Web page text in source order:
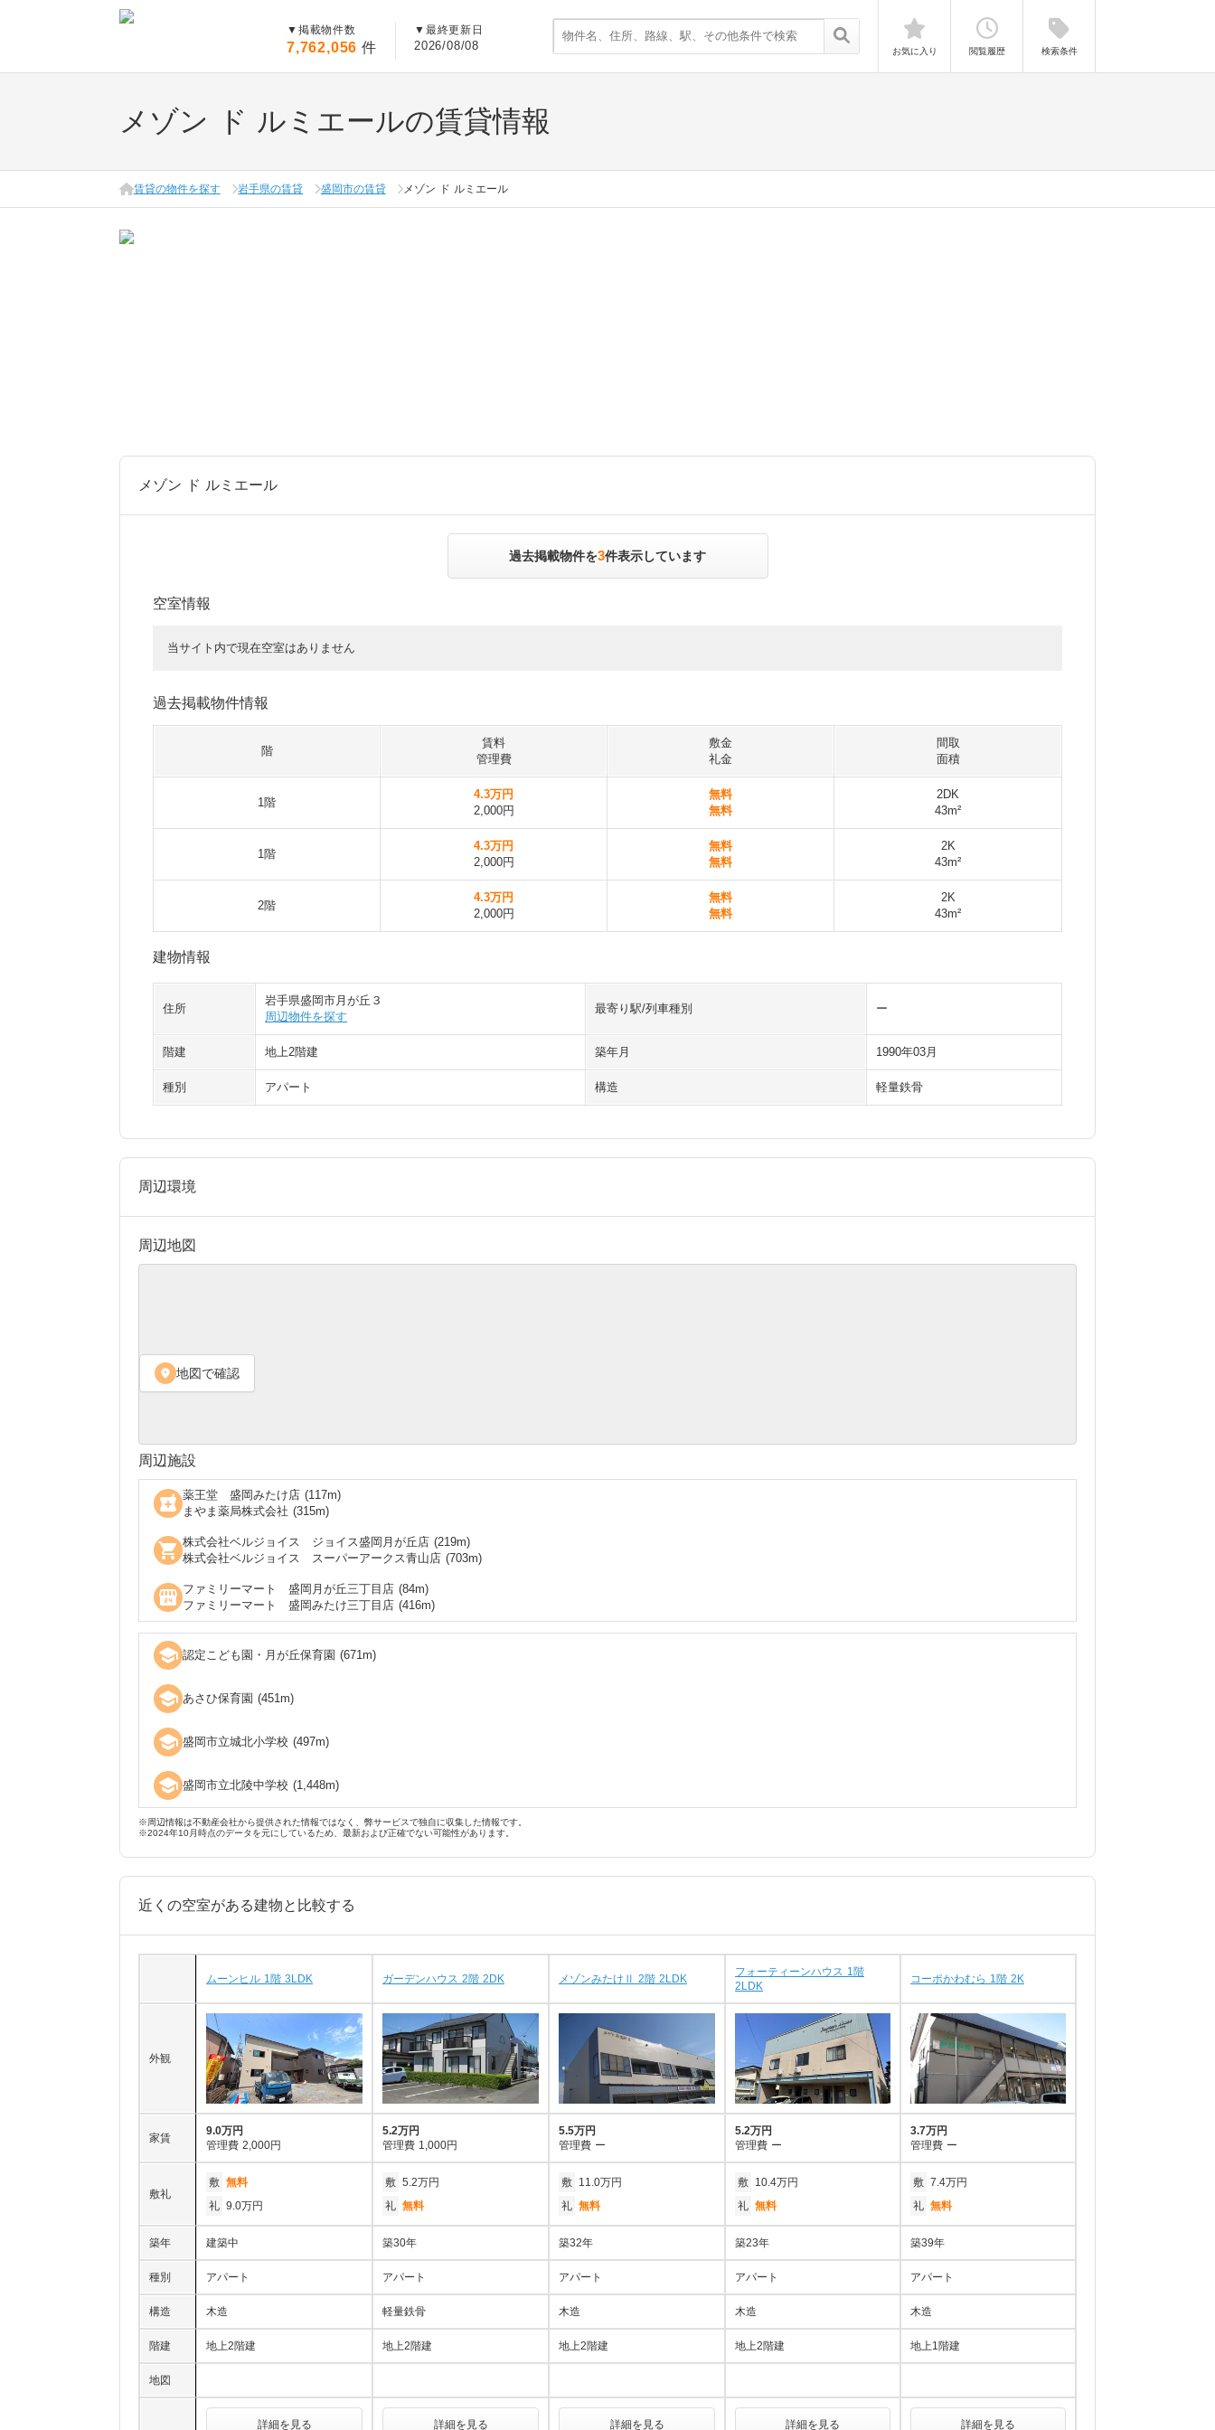
▼ 掲載物件数
7,762,056 件
▼ 最終更新日
2026/08/08 お気に入り 閲覧履歴 検索条件
メゾン ド ルミエールの賃貸情報
賃貸の物件を探す 岩手県の賃貸 盛岡市の賃貸 メゾン ド ルミエール
メゾン ド ルミエール
過去掲載物件を3件表示しています
空室情報
当サイト内で現在空室はありません
過去掲載物件情報
階
賃料
管理費
敷金
礼金
間取
面積
1階
4.3万円
2,000円
無料
無料
2DK
43m²
1階
4.3万円
2,000円
無料
無料
2K
43m²
2階
4.3万円
2,000円
無料
無料
2K
43m²
建物情報
住所
岩手県盛岡市月が丘３
周辺物件を探す
最寄り駅/列車種別 ー
階建 地上2階建 築年月 1990年03月
種別 アパート 構造 軽量鉄骨
周辺環境
周辺地図
location_on 地図で確認
周辺施設
local_pharmacy 薬王堂 盛岡みたけ店 (117m)
まやま薬局株式会社 (315m)
shopping_cart 株式会社ベルジョイス ジョイス盛岡月が丘店 (219m)
株式会社ベルジョイス スーパーアークス青山店 (703m)
local_convenience_store ファミリーマート 盛岡月が丘三丁目店 (84m)
ファミリーマート 盛岡みたけ三丁目店 (416m)
school 認定こども園・月が丘保育園 (671m)
school あさひ保育園 (451m)
school 盛岡市立城北小学校 (497m)
school 盛岡市立北陵中学校 (1,448m)
※周辺情報は不動産会社から提供された情報ではなく、弊サービスで独自に収集した情報です。
※2024年10月時点のデータを元にしているため、最新および正確でない可能性があります。
近くの空室がある建物と比較する
ムーンヒル 1階 3LDK ガーデンハウス 2階 2DK メゾンみたけⅡ 2階 2LDK
フォーティーンハウス 1階
2LDK
コーポかわむら 1階 2K
外観
家賃
9.0万円
管理費 2,000円
5.2万円
管理費 1,000円
5.5万円
管理費 ー
5.2万円
管理費 ー
3.7万円
管理費 ー
敷礼
敷 無料
礼 9.0万円
敷 5.2万円
礼 無料
敷 11.0万円
礼 無料
敷 10.4万円
礼 無料
敷 7.4万円
礼 無料
築年 建築中 築30年 築32年 築23年 築39年
種別 アパート アパート アパート アパート アパート
構造 木造 軽量鉄骨 木造 木造 木造
階建 地上2階建 地上2階建 地上2階建 地上2階建 地上1階建
地図
詳細を見る 詳細を見る 詳細を見る 詳細を見る 詳細を見る